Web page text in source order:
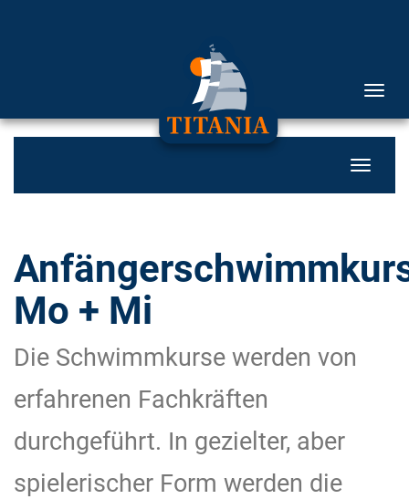
Menü
Mo + Mi
Die Schwimmkurse werden von
erfahrenen Fachkräften
durchgeführt. In gezielter, aber
spielerischer Form werden die